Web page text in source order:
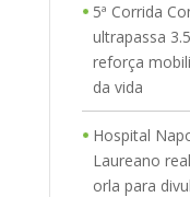
5ª Corrida
ultrapassa
reforça
da vida
Hospital
Laureano
orla para